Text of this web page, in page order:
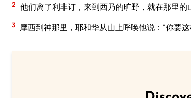
2 他们离了利非订，来到西乃的旷野，就在那里的
3 摩西到神那里，耶和华从山上呼唤他说：“你要